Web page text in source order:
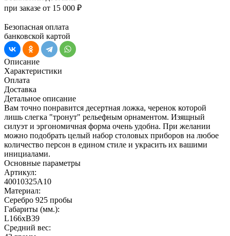
при заказе от 15 000 ₽
Безопасная оплата
банковской картой
Описание
Характеристики
Оплата
Доставка
Детальное описание
Вам точно понравится десертная ложка, черенок которой
лишь слегка "тронут" рельефным орнаментом. Изящный
силуэт и эргономичная форма очень удобна. При желании
можно подобрать целый набор столовых приборов на любое
количество персон в едином стиле и украсить их вашими
инициалами.
Основные параметры
Артикул:
40010325А10
Материал:
Серебро 925 пробы
Габариты (мм.):
L166хB39
Средний вес: